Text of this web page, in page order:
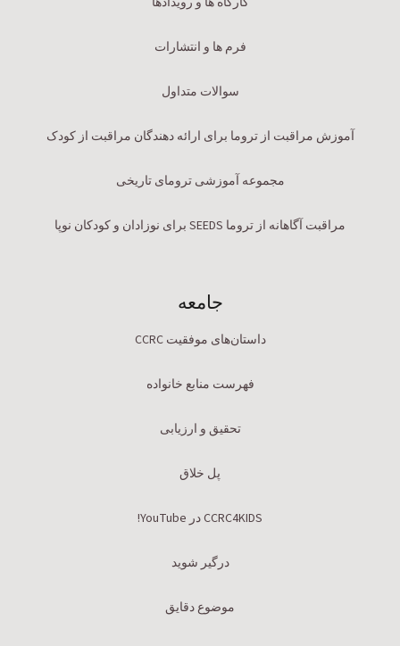
فرم ها و انتشارات
سوالات متداول
آموزش مراقبت از تروما برای ارائه دهندگان مراقبت از کودک
مجموعه آموزشی ترومای تاریخی
مراقبت آگاهانه از تروما SEEDS برای نوزادان و کودکان نوپا
جامعه
داستان‌های موفقیت CCRC
فهرست منابع خانواده
تحقیق و ارزیابی
پل خلاق
CCRC4KIDS در YouTube!
درگیر شوید
موضوع دقایق